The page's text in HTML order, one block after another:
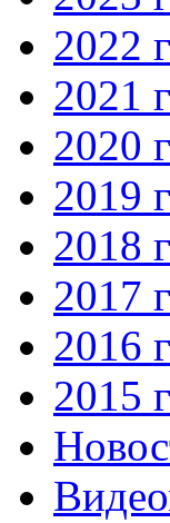
2022
2021
2020
2019
2018
2017
2016
2015